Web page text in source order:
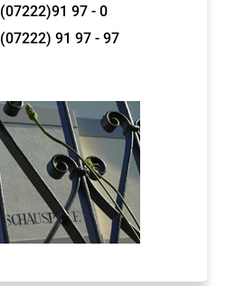
(07222)91 97 - 0
(07222) 91 97 - 97